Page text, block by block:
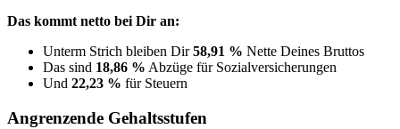
Das kommt netto bei Dir an:
Unterm Strich bleiben Dir58,91 % Nette Deines Bruttos
Das sind 18,86 % Abzüge für Sozialversicherungen
Und 22,23 % für Steuern
Angrenzende Gehaltsstufen